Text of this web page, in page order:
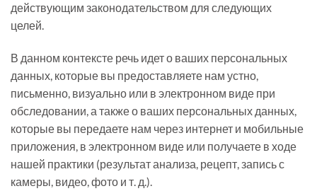
действующим законодательством для следующих
целей.
В данном контексте речь идет о ваших персональных
данных, которые вы предоставляете нам устно,
письменно, визуально или в электронном виде при
обследовании, а также о ваших персональных данных,
которые вы передаете нам через интернет и мобильные
приложения, в электронном виде или получаете в ходе
нашей практики (результат анализа, рецепт, запись с
камеры, видео, фото и т. д.).